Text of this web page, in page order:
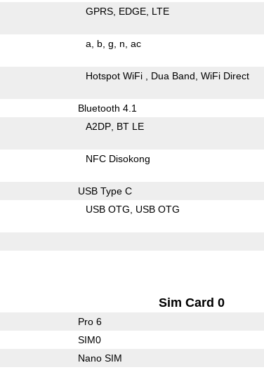
GPRS EDGE LTE
a b g n ac
Hotspot WiFi Dua Band WiFi Direct
Bluetooth 4.1
A2DP BT LE
NFC Disokong
USB Type C
USB OTG USB OTG
Sim Card 0
Pro 6
SIM0
Nano SIM